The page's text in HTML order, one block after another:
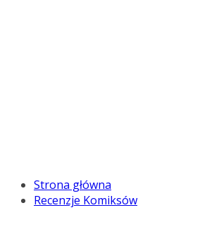
Strona główna
Recenzje Komiksów